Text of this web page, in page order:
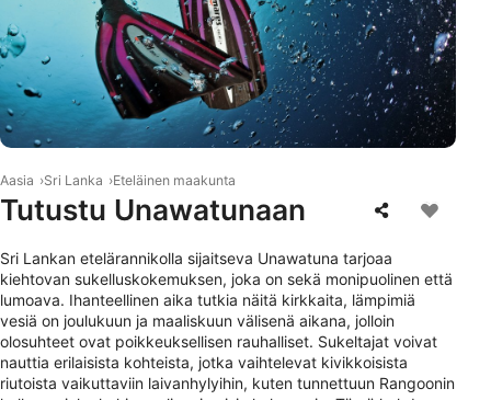
Aasia Sri Lanka Eteläinen maakunta
Tutustu Unawatunaan
Sri Lankan etelärannikolla sijaitseva Unawatuna tarjoaa
kiehtovan sukelluskokemuksen, joka on sekä monipuolinen että
lumoava. Ihanteellinen aika tutkia näitä kirkkaita, lämpimiä
vesiä on joulukuun ja maaliskuun välisenä aikana, jolloin
olosuhteet ovat poikkeuksellisen rauhalliset. Sukeltajat voivat
nauttia erilaisista kohteista, jotka vaihtelevat kivikkoisista
riutoista vaikuttaviin laivanhylyihin, kuten tunnettuun Rangoonin